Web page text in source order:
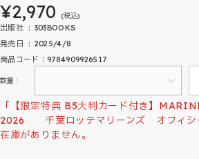
¥2,970 (税込)
出版社 ‏ : ‎ 303BOOKS
発売日 ‏ : ‎ 2025/4/8
商品コード：9784909926517
数量：
「【限定特典 B5大判カード付き】
2026 千葉ロッテマリーンズ オフィシ
在庫がありません。